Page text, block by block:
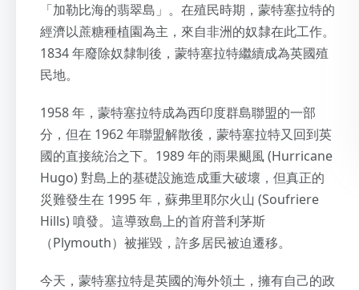
「加勒比海的翡翠島」。在殖民時期，蒙特塞拉特的
經濟以蔗糖種植園為主，來自非洲的奴隸在此工作。
1834 年廢除奴隸制後，蒙特塞拉特繼續成為英國殖
民地。
1958 年，蒙特塞拉特成為西印度群島聯盟的一部
分，但在 1962 年聯盟解散後，蒙特塞拉特又回到英
國的直接統治之下。1989 年的雨果颶風 (Hurricane
Hugo) 對島上的基礎設施造成重大破壞，但真正的
災難發生在 1995 年，蘇弗里耶尔火山 (Soufriere
Hills) 噴發。這導致島上的首府普利茅斯
（Plymouth）被摧毀，許多居民被迫遷移。
今天，蒙特塞拉特是英國的海外領土，擁有自己的政